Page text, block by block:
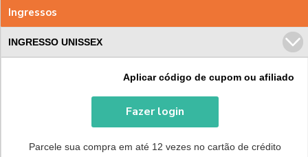
Ingressos
INGRESSO UNISSEX
Aplicar código de cupom ou afiliado
Fazer login
Parcele sua compra em até 12 vezes no cartão de crédito